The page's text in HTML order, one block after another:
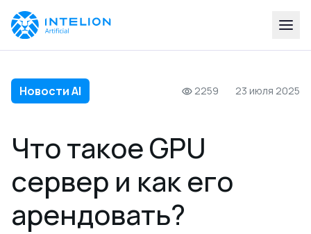
Новости AI 2259 23 июля 2025
Что такое GPU
сервер и как его
арендовать?